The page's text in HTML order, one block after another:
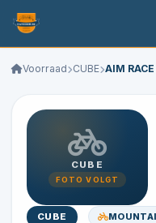
Voorraad CUBE AIM
CUBE
FOTO VOLGT
CUBE